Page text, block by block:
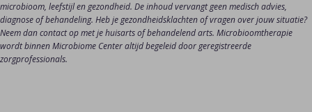
microbioom, leefstijl en gezondheid. De inhoud vervangt geen medisch advies,
diagnose of behandeling. Heb je gezondheidsklachten of vragen over jouw situatie?
Neem dan contact op met je huisarts of behandelend arts. Microbioomtherapie
wordt binnen Microbiome Center altijd begeleid door geregistreerde
zorgprofessionals.